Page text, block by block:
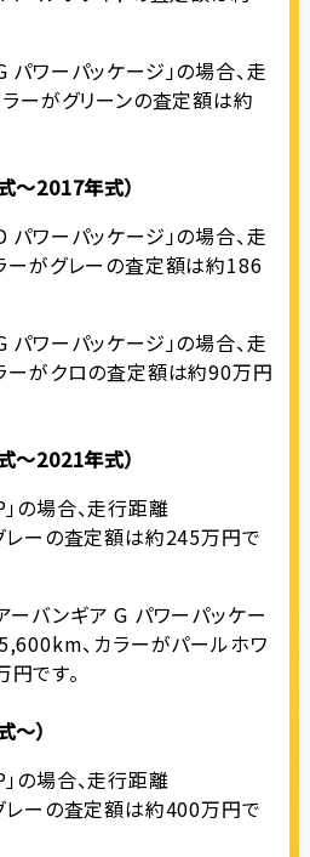
ワーパッケージ」の場合、走
ーがグリーンの査定額は約
〜2017年式）
ワーパッケージ」の場合、走
がグレーの査定額は約186
ワーパッケージ」の場合、走
ーがクロの査定額は約90万円
〜2021年式）
の場合、走行距離
ーの査定額は約245万円で
ーバンギア G パワーパッケー
、カラーがパールホワ
です。
〜）
の場合、走行距離
ーの査定額は約400万円で